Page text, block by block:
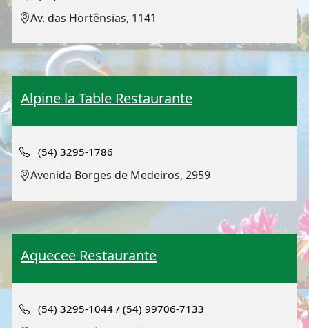
Av. das Hortênsias, 1141
Alpine la Table Restaurante
(54) 3295-1786
Avenida Borges de Medeiros, 2959
Aquecee Restaurante
(54) 3295-1044 / (54) 99706-7133